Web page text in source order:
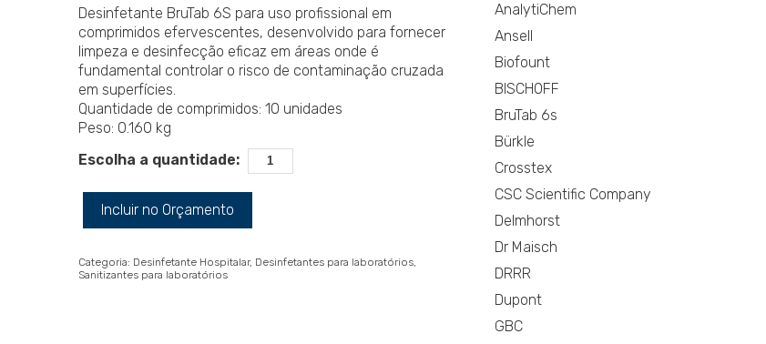
Desinfetante BruTab 6S para uso profissional em
comprimidos efervescentes, desenvolvido para fornecer
limpeza e desinfecção eficaz em áreas onde é
fundamental controlar o risco de contaminação cruzada
em superfícies.
Quantidade de comprimidos: 10 unidades
Peso: 0.160 kg
Escolha a quantidade:
Incluir no Orçamento
Categoria: Desinfetante Hospitalar Desinfetantes para laboratórios
Sanitizantes para laboratórios
AnalytiChem
Ansell
Biofount
BISCHOFF
BruTab 6s
Bürkle
Crosstex
CSC Scientific Company
Delmhorst
Dr Maisch
DRRR
Dupont
GBC